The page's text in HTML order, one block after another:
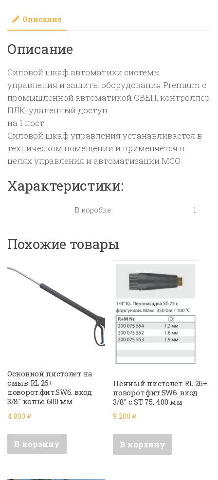
Premium
удаленный
доступ
Описание
Описание
Силовой шкаф автоматики системы
управления и защиты оборудования Premium c
промышленной автоматикой ОВЕН, контроллер
ПЛК, удаленный доступ
на 1 пост
Силовой шкаф управления устанавливается в
техническом помещении и применяется в
целях управления и автоматизации МСО
Характеристики:
В коробке 1
Похожие товары
Основной пистолет на
смыв RL 26+
поворот.фит.SW6. вход
3/8″ копье 600 мм
4 800 ₽
В корзину
Пенный пистолет RL 26+
поворот.фит.SW6. вход
3/8″ с ST 75, 400 мм
9 200₽
В корзину